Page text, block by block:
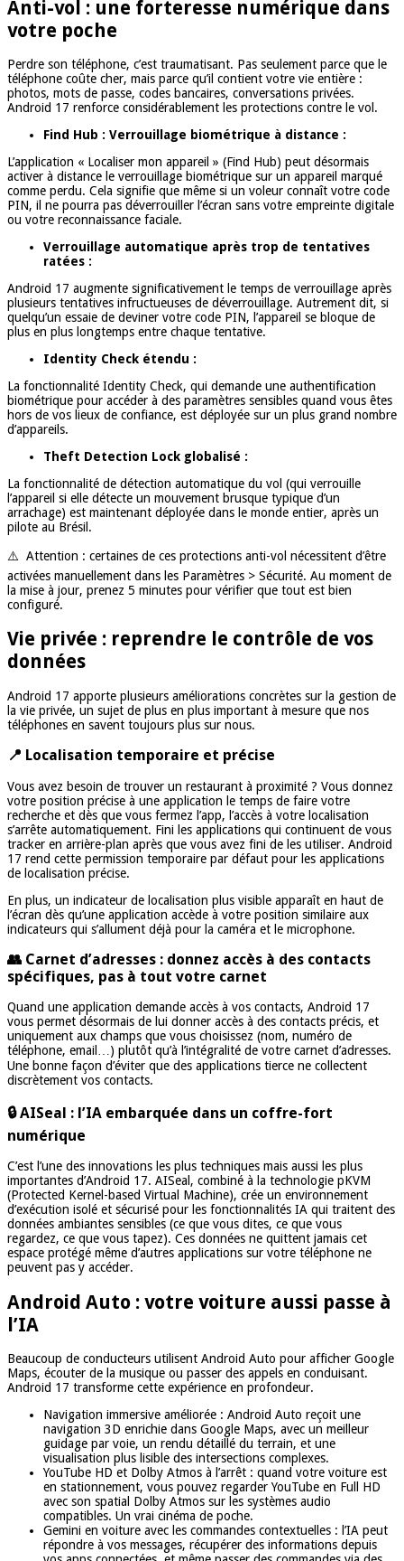
Anti-vol : une forteresse numérique dans
votre poche
Perdre son téléphone, c’est traumatisant. Pas seulement parce que le
téléphone coûte cher, mais parce qu’il contient votre vie entière :
photos, mots de passe, codes bancaires, conversations privées.
Android 17 renforce considérablement les protections contre le vol.
Find Hub : Verrouillage biométrique à distance :
L’application « Localiser mon appareil » (Find Hub) peut désormais
activer à distance le verrouillage biométrique sur un appareil marqué
comme perdu. Cela signifie que même si un voleur connaît votre code
PIN, il ne pourra pas déverrouiller l’écran sans votre empreinte digitale
ou votre reconnaissance faciale.
Verrouillage automatique après trop de tentatives
ratées :
Android 17 augmente significativement le temps de verrouillage après
plusieurs tentatives infructueuses de déverrouillage. Autrement dit, si
quelqu’un essaie de deviner votre code PIN, l’appareil se bloque de
plus en plus longtemps entre chaque tentative.
Identity Check étendu :
La fonctionnalité Identity Check, qui demande une authentification
biométrique pour accéder à des paramètres sensibles quand vous êtes
hors de vos lieux de confiance, est déployée sur un plus grand nombre
d’appareils.
Theft Detection Lock globalisé :
La fonctionnalité de détection automatique du vol (qui verrouille
l’appareil si elle détecte un mouvement brusque typique d’un
arrachage) est maintenant déployée dans le monde entier, après un
pilote au Brésil.
⚠️ Attention : certaines de ces protections anti-vol nécessitent d’être
activées manuellement dans les Paramètres > Sécurité. Au moment de
la mise à jour, prenez 5 minutes pour vérifier que tout est bien
configuré.
Vie privée : reprendre le contrôle de vos
données
Android 17 apporte plusieurs améliorations concrètes sur la gestion de
la vie privée, un sujet de plus en plus important à mesure que nos
téléphones en savent toujours plus sur nous.
📍 Localisation temporaire et précise
Vous avez besoin de trouver un restaurant à proximité ? Vous donnez
votre position précise à une application le temps de faire votre
recherche et dès que vous fermez l’app, l’accès à votre localisation
s’arrête automatiquement. Fini les applications qui continuent de vous
tracker en arrière-plan après que vous avez fini de les utiliser. Android
17 rend cette permission temporaire par défaut pour les applications
de localisation précise.
En plus, un indicateur de localisation plus visible apparaît en haut de
l’écran dès qu’une application accède à votre position similaire aux
indicateurs qui s’allument déjà pour la caméra et le microphone.
👥 Carnet d’adresses : donnez accès à des contacts
spécifiques, pas à tout votre carnet
Quand une application demande accès à vos contacts, Android 17
vous permet désormais de lui donner accès à des contacts précis, et
uniquement aux champs que vous choisissez (nom, numéro de
téléphone, email…) plutôt qu’à l’intégralité de votre carnet d’adresses.
Une bonne façon d’éviter que des applications tierce ne collectent
discrètement vos contacts.
🔒 AISeal : l’IA embarquée dans un coffre-fort
numérique
C’est l’une des innovations les plus techniques mais aussi les plus
importantes d’Android 17. AISeal, combiné à la technologie pKVM
(Protected Kernel-based Virtual Machine), crée un environnement
d’exécution isolé et sécurisé pour les fonctionnalités IA qui traitent des
données ambiantes sensibles (ce que vous dites, ce que vous
regardez, ce que vous tapez). Ces données ne quittent jamais cet
espace protégé même d’autres applications sur votre téléphone ne
peuvent pas y accéder.
Android Auto : votre voiture aussi passe à
l’IA
Beaucoup de conducteurs utilisent Android Auto pour afficher Google
Maps, écouter de la musique ou passer des appels en conduisant.
Android 17 transforme cette expérience en profondeur.
Navigation immersive améliorée : Android Auto reçoit une
navigation 3D enrichie dans Google Maps, avec un meilleur
guidage par voie, un rendu détaillé du terrain, et une
visualisation plus lisible des intersections complexes.
YouTube HD et Dolby Atmos à l’arrêt : quand votre voiture est
en stationnement, vous pouvez regarder YouTube en Full HD
avec son spatial Dolby Atmos sur les systèmes audio
compatibles. Un vrai cinéma de poche.
Gemini en voiture avec les commandes contextuelles : l’IA peut
répondre à vos messages, récupérer des informations depuis